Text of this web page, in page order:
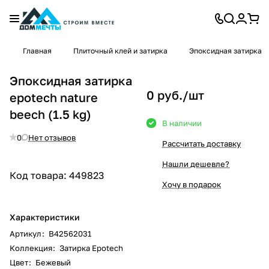
Главная Плиточный клей и затирка Эпоксидная затирка
Эпоксидная затирка
epotech nature
beech (1.5 kg)
0 Нет отзывов
Код товара: 449823
Характеристики
Артикул: B42562031
Коллекция: Затирка Epotech
Цвет: Бежевый
0 руб./шт
В наличии
Рассчитать доставку
Нашли дешевле?
Хочу в подарок